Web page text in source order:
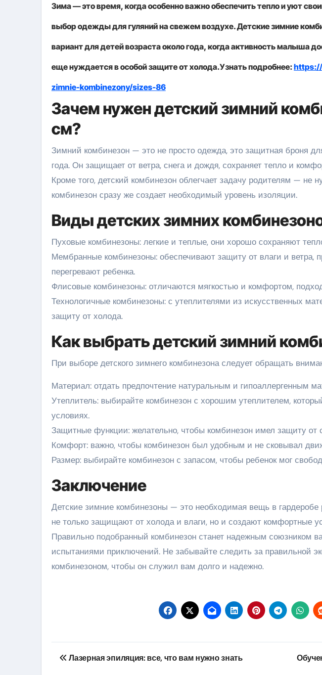
Зима — это время, когда особенно важно обеспечить тепло и уют
выбор одежды для гуляний на свежем воздухе. Детские зимние
вариант для детей возраста около года, когда активность малыша
еще нуждается в особой защите от холода.Узнать подробнее:
zimnie-kombinezony/sizes-86
Зачем нужен детский зимний
см?
Зимний комбинезон — это не просто одежда, это защитная броня для вашего малыша в холодное время
года. Он защищает от ветра, снега и дождя, сохраняет тепло и
Кроме того, детский комбинезон облегчает задачу родителям — не
комбинезон сразу же создает необходимый уровень изоляции.
Виды детских зимних
Пуховые комбинезоны: легкие и теплые, они хорошо сохраняют
Мембранные комбинезоны: обеспечивают защиту от влаги и
перегревают ребенка.
Флисовые комбинезоны: отличаются мягкостью и комфортом,
Технологичные комбинезоны: с утеплителями из искусственных
защиту от холода.
Как выбрать детский зимний
При выборе детского зимнего комбинезона следует обращать
Материал: отдать предпочтение натуральным и гипоаллергенным
Утеплитель: выбирайте комбинезон с хорошим утеплителем,
условиях.
Защитные функции: желательно, чтобы комбинезон имел защиту от
Комфорт: важно, чтобы комбинезон был удобным и не сковывал
Размер: выбирайте комбинезон с запасом, чтобы ребенок мог
Заключение
Детские зимние комбинезоны — это необходимая вещь в гардеробе
не только защищают от холода и влаги, но и создают комфортные
Правильно подобранный комбинезон станет надежным союзником
испытаниями приключений. Не забывайте следить за правильной
комбинезоном, чтобы он служил вам долго и надежно.
Навигация
Лазерная эпиляция: все, что вам нужно знать